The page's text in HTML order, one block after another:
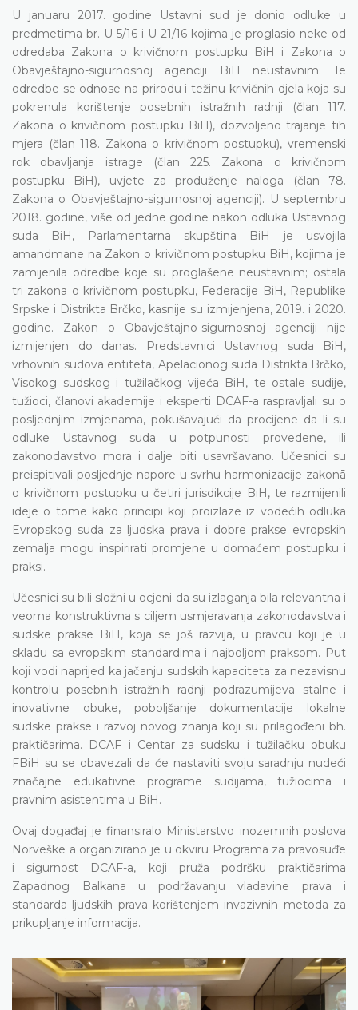
U januaru 2017. godine Ustavni sud je donio odluke u
predmetima br. U 5/16 i U 21/16 kojima je proglasio neke od
odredaba Zakona o krivičnom postupku BiH i Zakona o
Obavještajno-sigurnosnoj agenciji BiH neustavnim. Te
odredbe se odnose na prirodu i težinu krivičnih djela koja su
pokrenula korištenje posebnih istražnih radnji (član 117.
Zakona o krivičnom postupku BiH), dozvoljeno trajanje tih
mjera (član 118. Zakona o krivičnom postupku), vremenski
rok obavljanja istrage (član 225. Zakona o krivičnom
postupku BiH), uvjete za produženje naloga (član 78.
Zakona o Obavještajno-sigurnosnoj agenciji). U septembru
2018. godine, više od jedne godine nakon odluka Ustavnog
suda BiH, Parlamentarna skupština BiH je usvojila
amandmane na Zakon o krivičnom postupku BiH, kojima je
zamijenila odredbe koje su proglašene neustavnim; ostala
tri zakona o krivičnom postupku, Federacije BiH, Republike
Srpske i Distrikta Brčko, kasnije su izmijenjena, 2019. i 2020.
godine. Zakon o Obavještajno-sigurnosnoj agenciji nije
izmijenjen do danas. Predstavnici Ustavnog suda BiH,
vrhovnih sudova entiteta, Apelacionog suda Distrikta Brčko,
Visokog sudskog i tužilačkog vijeća BiH, te ostale sudije,
tužioci, članovi akademije i eksperti DCAF-a raspravljali su o
posljednjim izmjenama, pokušavajući da procijene da li su
odluke Ustavnog suda u potpunosti provedene, ili
zakonodavstvo mora i dalje biti usavršavano. Učesnici su
preispitivali posljednje napore u svrhu harmonizacije zakonā
o krivičnom postupku u četiri jurisdikcije BiH, te razmijenili
ideje o tome kako principi koji proizlaze iz vodećih odluka
Evropskog suda za ljudska prava i dobre prakse evropskih
zemalja mogu inspirirati promjene u domaćem postupku i
praksi.
Učesnici su bili složni u ocjeni da su izlaganja bila relevantna i
veoma konstruktivna s ciljem usmjeravanja zakonodavstva i
sudske prakse BiH, koja se još razvija, u pravcu koji je u
skladu sa evropskim standardima i najboljom praksom. Put
koji vodi naprijed ka jačanju sudskih kapaciteta za nezavisnu
kontrolu posebnih istražnih radnji podrazumijeva stalne i
inovativne obuke, poboljšanje dokumentacije lokalne
sudske prakse i razvoj novog znanja koji su prilagođeni bh.
praktičarima. DCAF i Centar za sudsku i tužilačku obuku
FBiH su se obavezali da će nastaviti svoju saradnju nudeći
značajne edukativne programe sudijama, tužiocima i
pravnim asistentima u BiH.
Ovaj događaj je finansiralo Ministarstvo inozemnih poslova
Norveške a organizirano je u okviru Programa za pravosuđe
i sigurnost DCAF-a, koji pruža podršku praktičarima
Zapadnog Balkana u podržavanju vladavine prava i
standarda ljudskih prava korištenjem invazivnih metoda za
prikupljanje informacija.